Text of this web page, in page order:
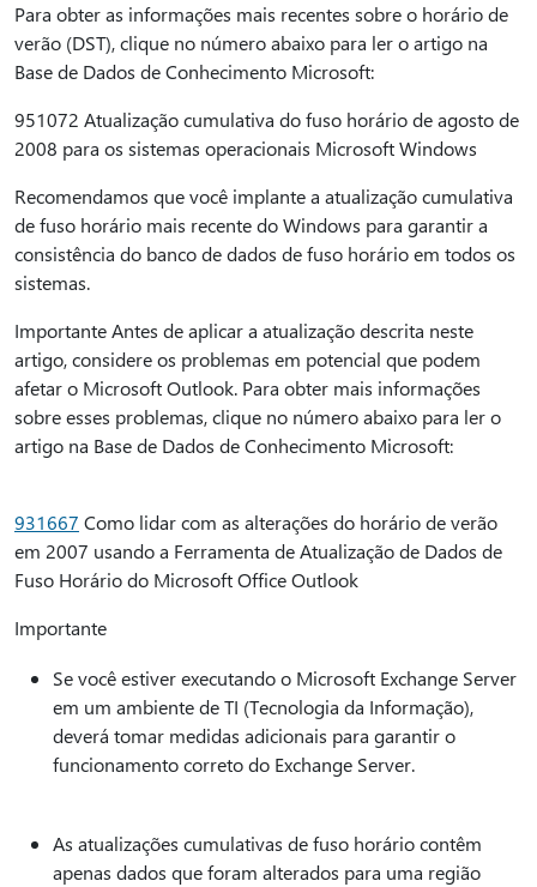
Para obter as informações mais recentes sobre o horário de
verão (DST), clique no número abaixo para ler o artigo na
Base de Dados de Conhecimento Microsoft:
951072 Atualização cumulativa do fuso horário de agosto de
2008 para os sistemas operacionais Microsoft Windows
Recomendamos que você implante a atualização cumulativa
de fuso horário mais recente do Windows para garantir a
consistência do banco de dados de fuso horário em todos os
sistemas.
Importante Antes de aplicar a atualização descrita neste
artigo, considere os problemas em potencial que podem
afetar o Microsoft Outlook. Para obter mais informações
sobre esses problemas, clique no número abaixo para ler o
artigo na Base de Dados de Conhecimento Microsoft:
931667 Como lidar com as alterações do horário de verão
em 2007 usando a Ferramenta de Atualização de Dados de
Fuso Horário do Microsoft Office Outlook
Importante
Se você estiver executando o Microsoft Exchange Server
em um ambiente de TI (Tecnologia da Informação),
deverá tomar medidas adicionais para garantir o
funcionamento correto do Exchange Server.
As atualizações cumulativas de fuso horário contêm
apenas dados que foram alterados para uma região